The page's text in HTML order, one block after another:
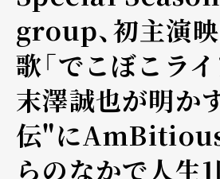
group、初主演
歌「でこぼこライ
末澤誠也が明か
伝"にAmBitious
らのなかで人生